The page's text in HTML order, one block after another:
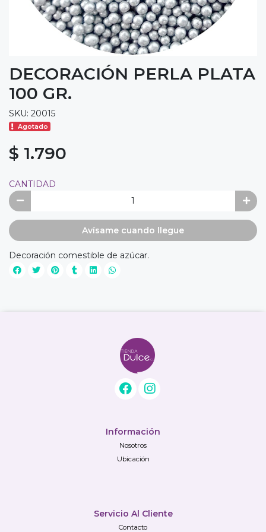
DECORACIÓN PERLA PLATA
100 GR.
SKU: 20015
Agotado
$ 1.790
CANTIDAD
Avísame cuando llegue
Decoración comestible de azúcar.
Información
Nosotros
Ubicación
Servicio Al Cliente
Contacto